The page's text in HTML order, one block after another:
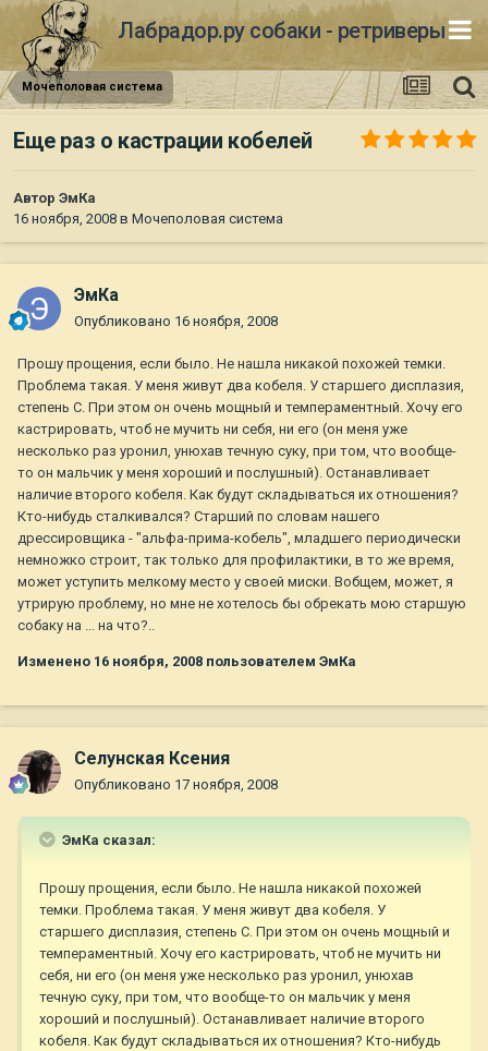
Лабрадор.ру собаки - ретриверы
Мочеполовая система
Еще раз о кастрации кобелей
Автор ЭмКа
16 ноября, 2008 в Мочеполовая система
ЭмКа
Опубликовано 16 ноября, 2008
Прошу прощения, если было. Не нашла никакой похожей темки.
Проблема такая. У меня живут два кобеля. У старшего дисплазия,
степень С. При этом он очень мощный и темпераментный. Хочу его
кастрировать, чтоб не мучить ни себя, ни его (он меня уже
несколько раз уронил, унюхав течную суку, при том, что вообще-
то он мальчик у меня хороший и послушный). Останавливает
наличие второго кобеля. Как будут складываться их отношения?
Кто-нибудь сталкивался? Старший по словам нашего
дрессировщика - "альфа-прима-кобель", младшего периодически
немножко строит, так только для профилактики, в то же время,
может уступить мелкому место у своей миски. Вобщем, может, я
утрирую проблему, но мне не хотелось бы обрекать мою старшую
собаку на ... на что?..
Изменено 16 ноября, 2008 пользователем ЭмКа
Селунская Ксения
Опубликовано 17 ноября, 2008
ЭмКа сказал:
Прошу прощения, если было. Не нашла никакой похожей
темки. Проблема такая. У меня живут два кобеля. У
старшего дисплазия, степень С. При этом он очень мощный и
темпераментный. Хочу его кастрировать, чтоб не мучить ни
себя, ни его (он меня уже несколько раз уронил, унюхав
течную суку, при том, что вообще-то он мальчик у меня
хороший и послушный). Останавливает наличие второго
кобеля. Как будут складываться их отношения? Кто-нибудь